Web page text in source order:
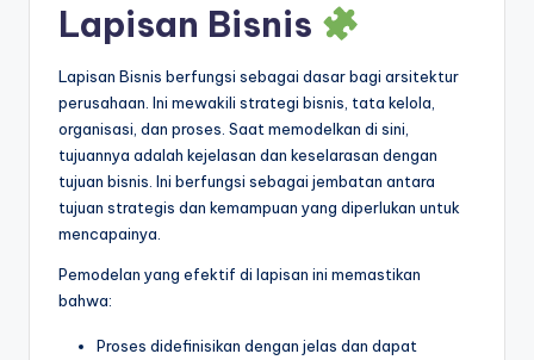
w
Lapisan Bisnis
Lapisan Bisnis berfungsi sebagai dasar bagi arsitektur
perusahaan. Ini mewakili strategi bisnis, tata kelola,
organisasi, dan proses. Saat memodelkan di sini,
tujuannya adalah kejelasan dan keselarasan dengan
tujuan bisnis. Ini berfungsi sebagai jembatan antara
tujuan strategis dan kemampuan yang diperlukan untuk
mencapainya.
Pemodelan yang efektif di lapisan ini memastikan
bahwa:
Proses didefinisikan dengan jelas dan dapat